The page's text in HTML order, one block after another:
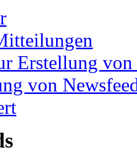
Erstellung
von